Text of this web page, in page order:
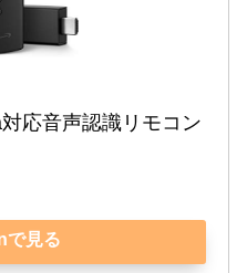
応音声認識リモコン
で見る